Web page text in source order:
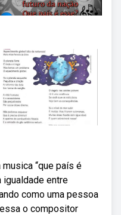
“que país é
igualdade entre
como uma pessoa
o compositor